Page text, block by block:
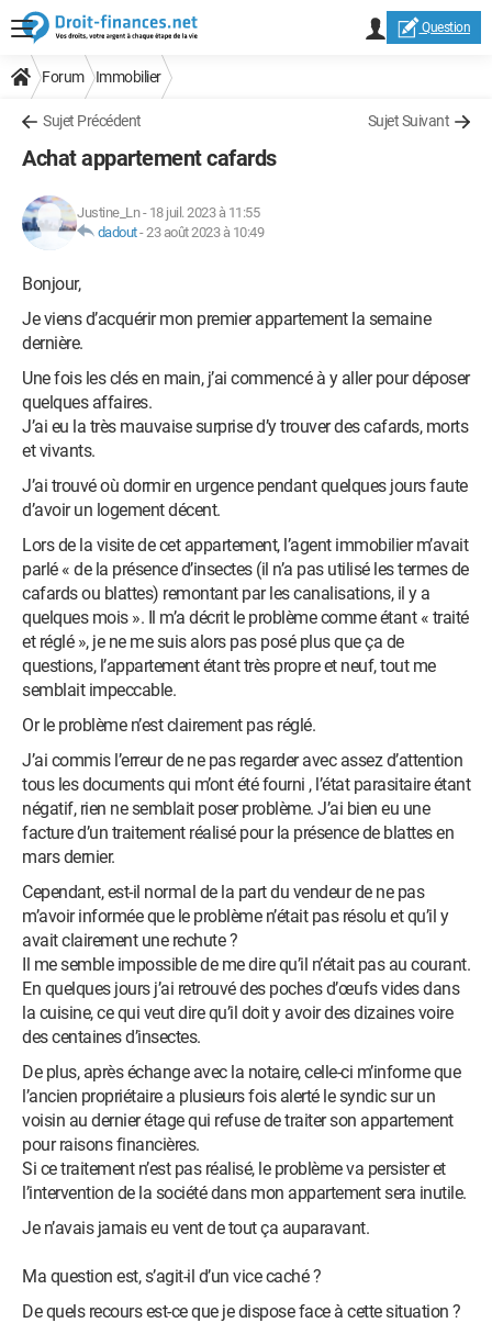
Question
Forum Immobilier
Sujet Précédent Sujet Suivant
Achat appartement cafards
Justine_Ln- 18 juil. 2023 à 11:55
dadout-23 août 2023 à 10:49
Bonjour,
Je viens d’acquérir mon premier appartement la semaine
dernière.
Une fois les clés en main, j’ai commencé à y aller pour déposer
quelques affaires.
J’ai eu la très mauvaise surprise d’y trouver des cafards, morts
et vivants.
J’ai trouvé où dormir en urgence pendant quelques jours faute
d’avoir un logement décent.
Lors de la visite de cet appartement, l’agent immobilier m’avait
parlé « de la présence d’insectes (il n’a pas utilisé les termes de
cafards ou blattes) remontant par les canalisations, il y a
quelques mois ». Il m’a décrit le problème comme étant « traité
et réglé », je ne me suis alors pas posé plus que ça de
questions, l’appartement étant très propre et neuf, tout me
semblait impeccable.
Or le problème n’est clairement pas réglé.
J’ai commis l’erreur de ne pas regarder avec assez d’attention
tous les documents qui m’ont été fourni , l’état parasitaire étant
négatif, rien ne semblait poser problème. J’ai bien eu une
facture d’un traitement réalisé pour la présence de blattes en
mars dernier.
Cependant, est-il normal de la part du vendeur de ne pas
m’avoir informée que le problème n’était pas résolu et qu’il y
avait clairement une rechute ?
Il me semble impossible de me dire qu’il n’était pas au courant.
En quelques jours j’ai retrouvé des poches d’œufs vides dans
la cuisine, ce qui veut dire qu’il doit y avoir des dizaines voire
des centaines d’insectes.
De plus, après échange avec la notaire, celle-ci m’informe que
l’ancien propriétaire a plusieurs fois alerté le syndic sur un
voisin au dernier étage qui refuse de traiter son appartement
pour raisons financières.
Si ce traitement n’est pas réalisé, le problème va persister et
l’intervention de la société dans mon appartement sera inutile.
Je n’avais jamais eu vent de tout ça auparavant.
Ma question est, s’agit-il d’un vice caché ?
De quels recours est-ce que je dispose face à cette situation ?